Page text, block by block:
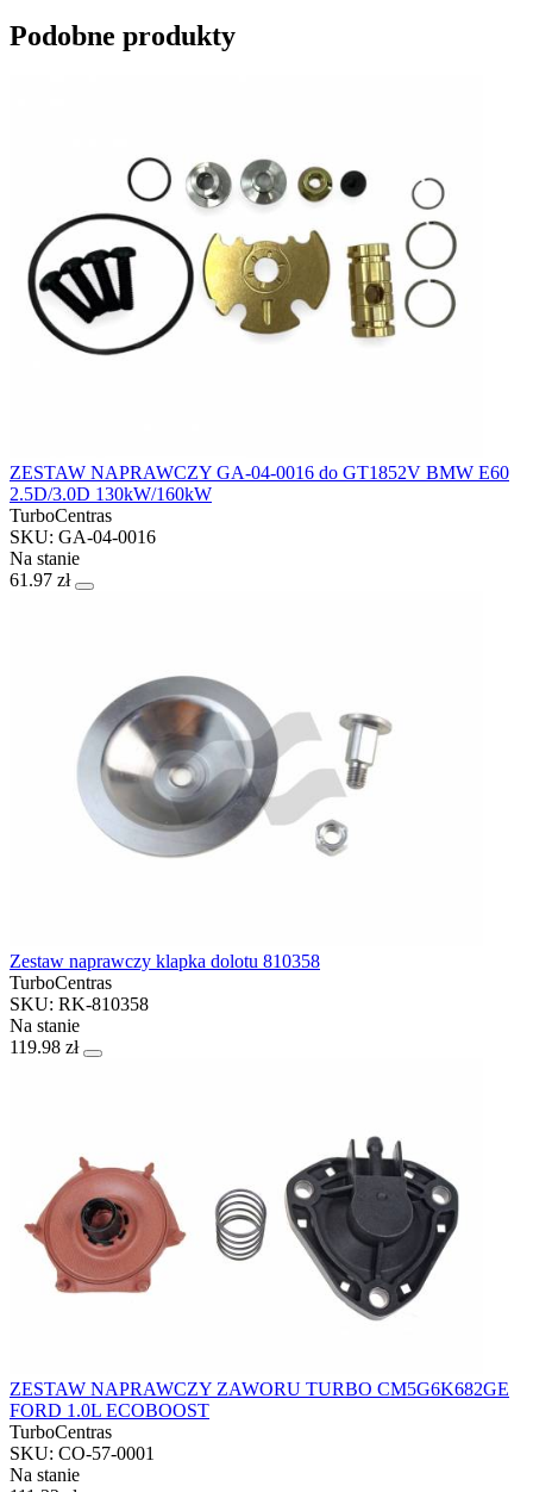
Podobne produkty
ZESTAW NAPRAWCZY GA-04-0016 do GT1852V BMW E60
2.5D/3.0D 130kW/160kW
TurboCentras
SKU: GA-04-0016
Na stanie
61.97 zł
Zestaw naprawczy klapka dolotu 810358
TurboCentras
SKU: RK-810358
Na stanie
119.98 zł
ZESTAW NAPRAWCZY ZAWORU TURBO CM5G6K682GE
FORD 1.0L ECOBOOST
TurboCentras
SKU: CO-57-0001
Na stanie